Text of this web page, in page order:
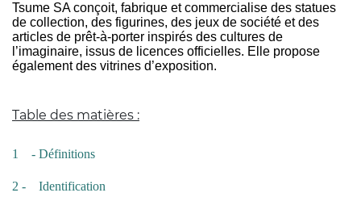
Tsume SA conçoit, fabrique et commercialise des statues
de collection, des figurines, des jeux de société et des
articles de prêt-à-porter inspirés des cultures de
l’imaginaire, issus de licences officielles. Elle propose
également des vitrines d’exposition.
Table des matières :
1 - Définitions
2 - Identification